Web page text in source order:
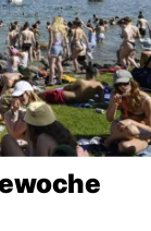
ein Mutter,